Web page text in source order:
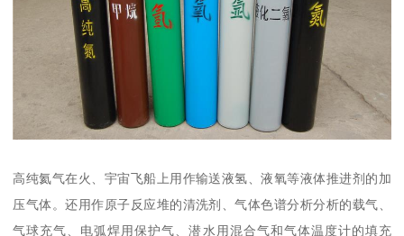
高纯氦气在火、宇宙飞船上用作输送液氢、液氧等液体推进剂的加
压气体。还用作原子反应堆的清洗剂、气体色谱分析分析的载气、
气球充气、电弧焊用保护气、潜水用混合气和气体温度计的填充